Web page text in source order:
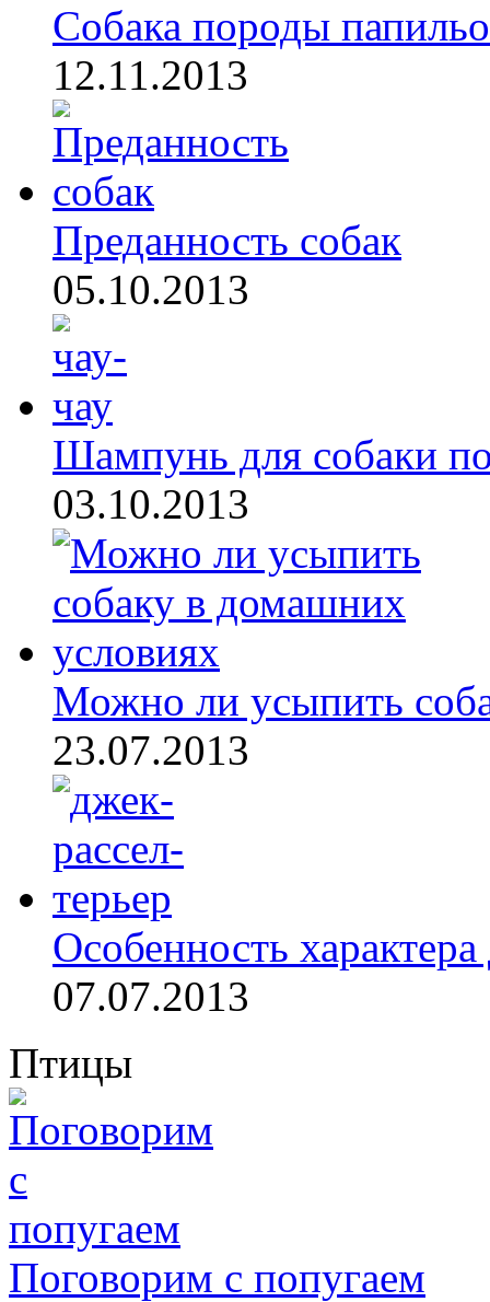
Собака породы
12.11.2013
Преданность собак
05.10.2013
Шампунь для собаки
03.10.2013
Можно ли усыпить
23.07.2013
Особенность
07.07.2013
Птицы
Поговорим с попугаем